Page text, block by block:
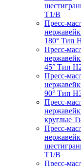
T1/B
Пресс-
180° Тип
Пресс-
45° Тип
Пресс-
90° Тип
Пресс-
круглые
Пресс-
T1/B
Пресс-